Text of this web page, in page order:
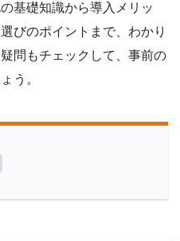
基礎知識から導入メリッ
びのポイントまで、わかり
問もチェックして、事前の
う。